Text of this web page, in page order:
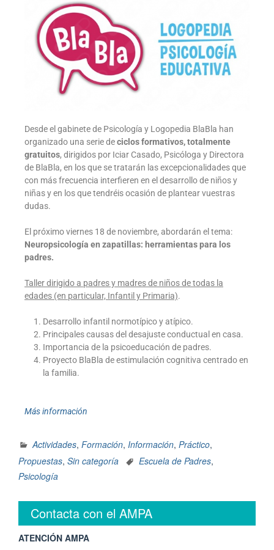
Desde el gabinete de Psicología y Logopedia BlaBla han
organizado una serie deciclos formativos, totalmente
gratuitos, dirigidos por Iciar Casado, Psicóloga y Directora
de BlaBla, en los que se tratarán las excepcionalidades que
con más frecuencia interfieren en el desarrollo de niños y
niñas y en los que tendréis ocasión de plantear vuestras
dudas.
El próximo viernes 18 de noviembre, abordarán el tema:
Neuropsicología en zapatillas: herramientas para los
padres.
Taller dirigido a padres y madres de niños de todas la
edades (en particular, Infantil y Primaria).
Desarrollo infantil normotípico y atípico.
Principales causas del desajuste conductual en casa.
Importancia de la psicoeducación de padres.
Proyecto BlaBla de estimulación cognitiva centrado en
la familia.
Más información
Actividades, Formación, Información, Práctico,
Propuestas, Sin categoría Escuela de Padres,
Psicología
Contacta con el AMPA
ATENCIÓN AMPA